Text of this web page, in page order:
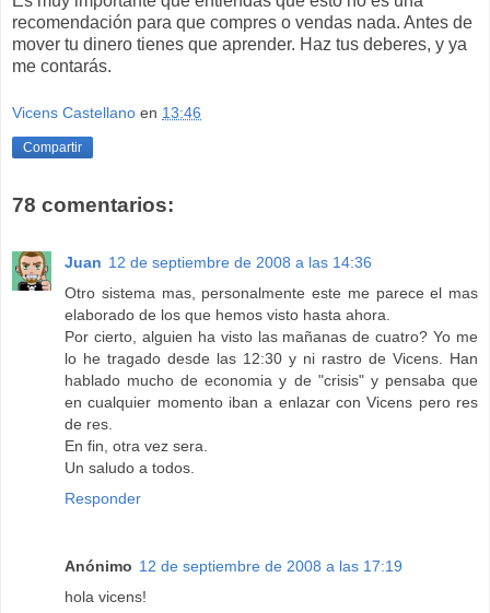
recomendación para que compres o vendas nada. Antes de
mover tu dinero tienes que aprender. Haz tus deberes, y ya
me contarás.
Vicens Castellano en 13:46
Compartir
78 comentarios:
Juan 12 de septiembre de 2008 a las 14:36
Otro sistema mas, personalmente este me parece el mas
elaborado de los que hemos visto hasta ahora.
Por cierto, alguien ha visto las mañanas de cuatro? Yo me
lo he tragado desde las 12:30 y ni rastro de Vicens. Han
hablado mucho de economia y de "crisis" y pensaba que
en cualquier momento iban a enlazar con Vicens pero res
de res.
En fin, otra vez sera.
Un saludo a todos.
Responder
Anónimo 12 de septiembre de 2008 a las 17:19
hola vicens!